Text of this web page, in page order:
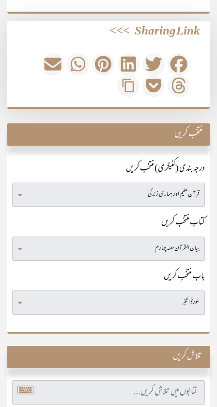
Sharing Link
>>>
منتخب کریں
درجہ بندی (کٹیگری) منتخب کریں
کتاب منتخب کریں
باب منتخب کریں
تلاش کریں